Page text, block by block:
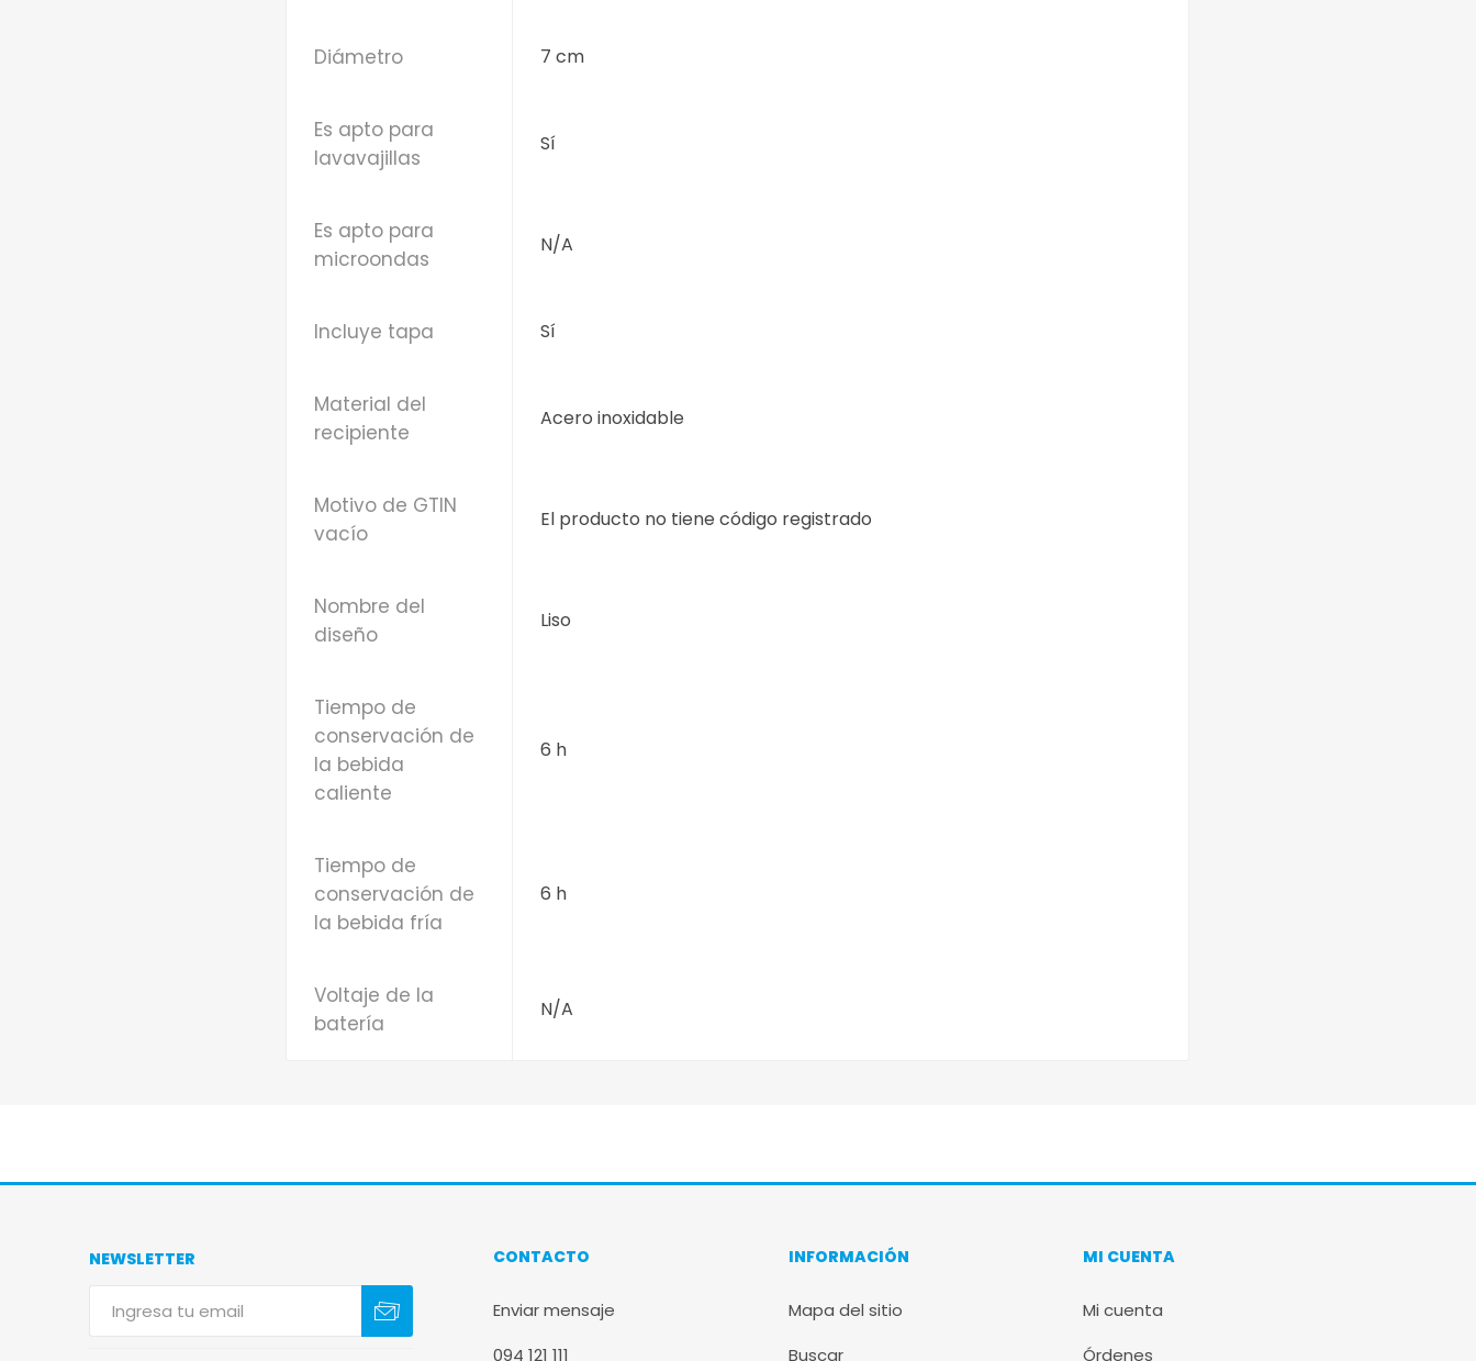
Diámetro 7 cm
Es apto para
lavavajillas
Sí
Es apto para
microondas
N/A
Incluye tapa Sí
Material del
recipiente
Acero inoxidable
Motivo de GTIN
vacío
El producto no tiene código registrado
Nombre del
diseño
Liso
Tiempo de
conservación de
la bebida
caliente
6 h
Tiempo de
conservación de
la bebida fría
6 h
Voltaje de la
batería
N/A
NEWSLETTER CONTACTO
Enviar mensaje
094 121 111
INFORMACIÓN
Mapa del sitio
Buscar
MI CUENTA
Mi cuenta
Órdenes